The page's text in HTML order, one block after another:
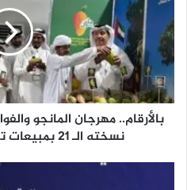
أ
ر
ق
ا
م
.
بالأرقام.. مهرجان المانجو
نسخته الـ 21 بمبيعات تجاوزت 5 ملايين ريال